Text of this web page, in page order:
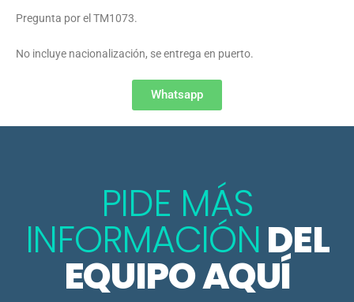
Pregunta por el TM1073.
No incluye nacionalización, se entrega en puerto.
Whatsapp
PIDE MÁS
INFORMACIÓNDEL
EQUIPO AQUÍ